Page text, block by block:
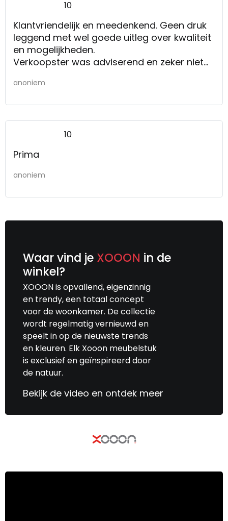
10
Klantvriendelijk en meedenkend. Geen druk
leggend met wel goede uitleg over kwaliteit
en mogelijkheden.
Verkoopster was adviserend en zeker niet
gaf kleurstoffen mee naar huis. Dat bleek
anoniem
10
Prima
anoniem
Waar vind je XOOON in de
winkel?
XOOON is opvallend, eigenzinnig
en trendy, een totaal concept
voor de woonkamer. De collectie
wordt regelmatig vernieuwd en
speelt in op de nieuwste trends
en kleuren. Elk Xooon meubelstuk
is exclusief en geïnspireerd door
de natuur.
Bekijk de video en ontdek meer